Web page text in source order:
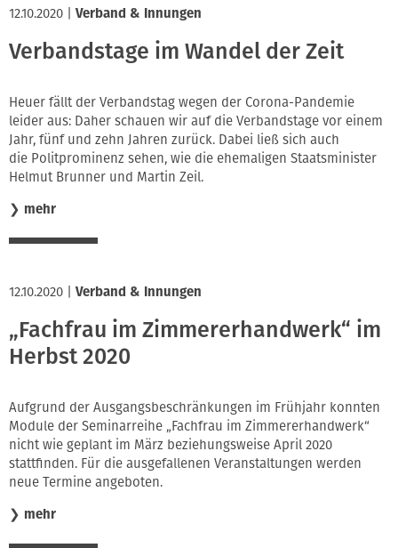
Soziales & Tarifpolitik
Interviews
Innung
12.10.2020 Verband & Innungen
Verbandstage im Wandel der Zeit
Heuer fällt der Verbandstag wegen der Corona-Pandemie
leider aus: Daher schauen wir auf die Verbandstage vor einem
Jahr, fünf und zehn Jahren zurück. Dabei ließ sich auch
die Politprominenz sehen, wie die ehemaligen Staatsminister
Helmut Brunner und Martin Zeil.
❯ mehr
12.10.2020 Verband & Innungen
„Fachfrau im Zimmererhandwerk“ im
Herbst 2020
Aufgrund der Ausgangsbeschränkungen im Frühjahr konnten
Module der Seminarreihe „Fachfrau im Zimmererhandwerk“
nicht wie geplant im März beziehungsweise April 2020
stattfinden. Für die ausgefallenen Veranstaltungen werden
neue Termine angeboten.
❯ mehr